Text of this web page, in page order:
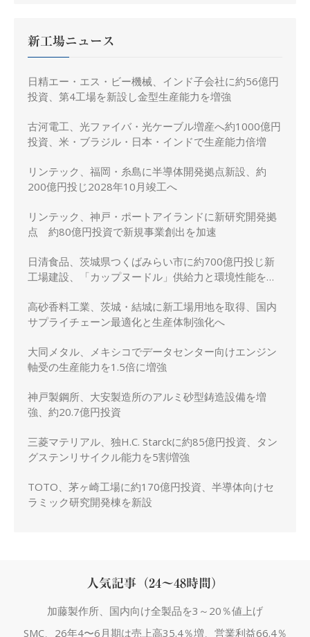
新工場ニュース
日精エー・エス・ビー機械、インド子会社に約56億円
投資、第4工場を新設し金型生産能力を増強
古河電工、光ファイバ・光ケーブル増産へ約1000億円
投資、米・ブラジル・日本・インドで生産能力倍増
リンテック、福岡・糸島に半導体開発拠点新設、約
200億円投じ2028年10月竣工へ
リンテック、神戸・ポートアイランドに新研究開発拠
点 約80億円投資で新規事業創出を加速
日清食品、茨城県つくばみらい市に約700億円投じ新
工場建設、「カップヌードル」供給力と環境性能を強
高砂香料工業、茨城・結城に新工場用地を取得、国内
サプライチェーン最適化と生産体制強化へ
大同メタル、メキシコでデータセンター向けエンジン
軸受の生産能力を1.5倍に増強
神戸製鋼所、大安製造所のアルミ砂型鋳造設備を増
強、約20.7億円投資
三菱マテリアル、独H.C. Starckに約85億円投資、タン
グステンリサイクル能力を5割増強
TOTO、茅ヶ崎工場に約170億円投資、半導体向けセ
ラミック研究開発棟を新設
人気記事（24～48時間）
加藤製作所、国内向け全製品を3～20％値上げ
SMC、26年4〜6月期は売上高35.4％増、営業利益66.4％